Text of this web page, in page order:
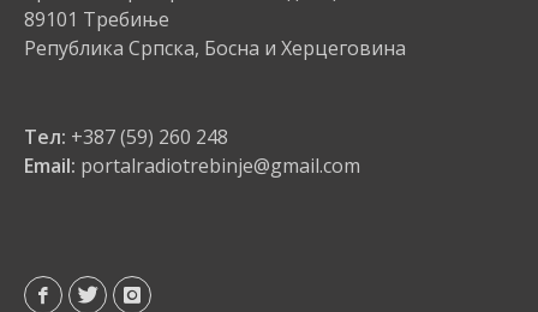
89101 Требиње
Република Српска, Босна и Херцеговина
Тел: +387 (59) 260 248
Email: portalradiotrebinje@gmail.com